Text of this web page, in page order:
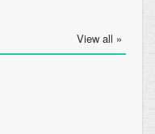
View all »